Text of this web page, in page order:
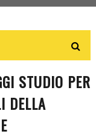
STUDIO PER
DELLA